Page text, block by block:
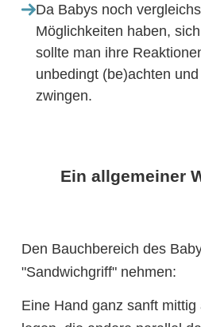
Da Babys noch
Möglichkeiten haben,
sollte man ihre
unbedingt (be)achten
zwingen.
Ein allgemeiner
Den Bauchbereich des
"Sandwichgriff" nehmen:
Eine Hand ganz sanft mittig